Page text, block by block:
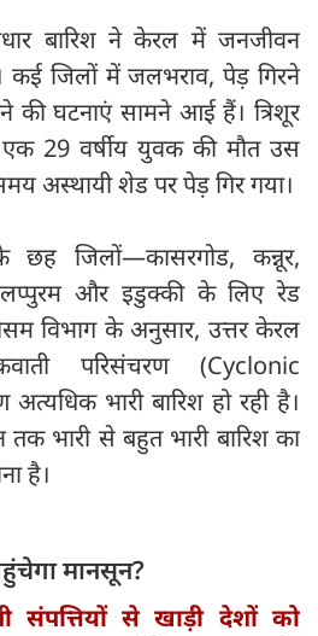
बारिश ने केरल में जनजीवन
कई जिलों में जलभराव, पेड़ गिरने
की घटनाएं सामने आई हैं। त्रिशूर
29 वर्षीय युवक की मौत उस
अस्थायी शेड पर पेड़ गिर गया।
जिलों—कासरगोड, कन्नूर,
और इडुक्की के लिए रेड
विभाग के अनुसार, उत्तर केरल
परिसंचरण (Cyclonic
भारी बारिश हो रही है।
भारी से बहुत भारी बारिश का
है।
मानसून?
संपत्तियों से खाड़ी देशों को